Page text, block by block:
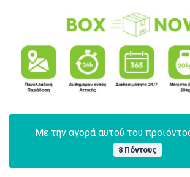
Με την αγορά αυτού του
8 Πόντους